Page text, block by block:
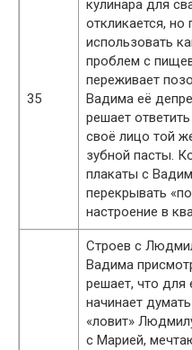
35
кулинара для
откликается, но
использовать
проблем с
переживает
Вадима её
решает
своё лицо той
зубной пасты.
плакаты с
перекрывать
настроение в
Строев с
Вадима
решает, что для
начинает
«ловит»
с Марией,